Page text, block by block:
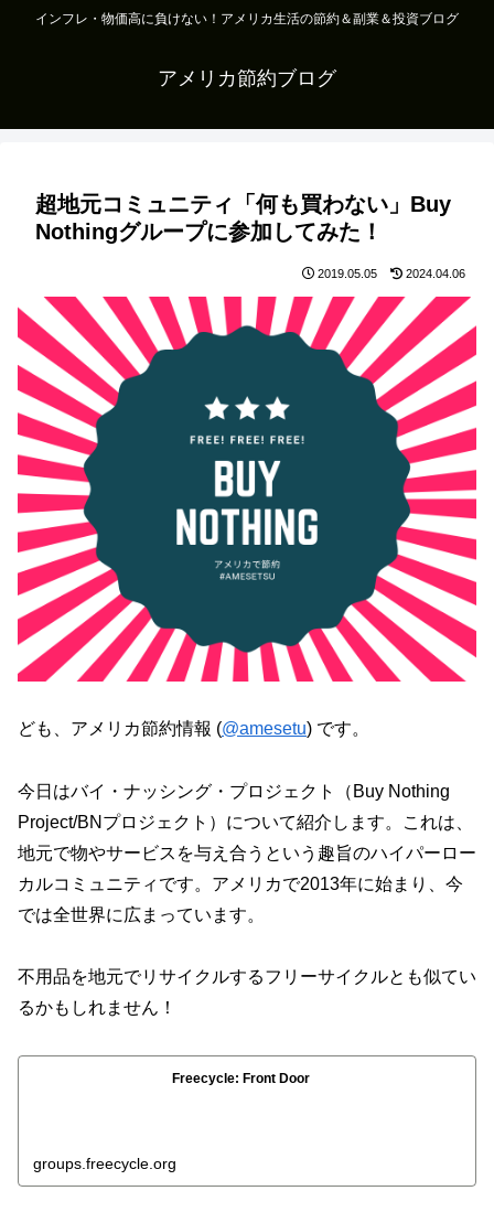
インフレ・物価高に負けない！アメリカ生活の節約＆副業＆投資ブログ
アメリカ節約ブログ
超地元コミュニティ「何も買わない」Buy
Nothingグループに参加してみた！
2019.05.05 2024.04.06
ども、アメリカ節約情報 (@amesetu) です。
今日はバイ・ナッシング・プロジェクト（Buy Nothing
Project/BNプロジェクト）について紹介します。これは、
地元で物やサービスを与え合うという趣旨のハイパーロー
カルコミュニティです。アメリカで2013年に始まり、今
では全世界に広まっています。
不用品を地元でリサイクルするフリーサイクルとも似てい
るかもしれません！
Freecycle: Front Door
groups.freecycle.org